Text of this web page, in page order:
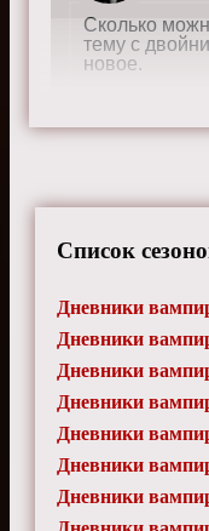
Сколько
тему с
новое.
правила
Список
Дневники
Дневники
Дневники
Дневники
Дневники
Дневники
Дневники